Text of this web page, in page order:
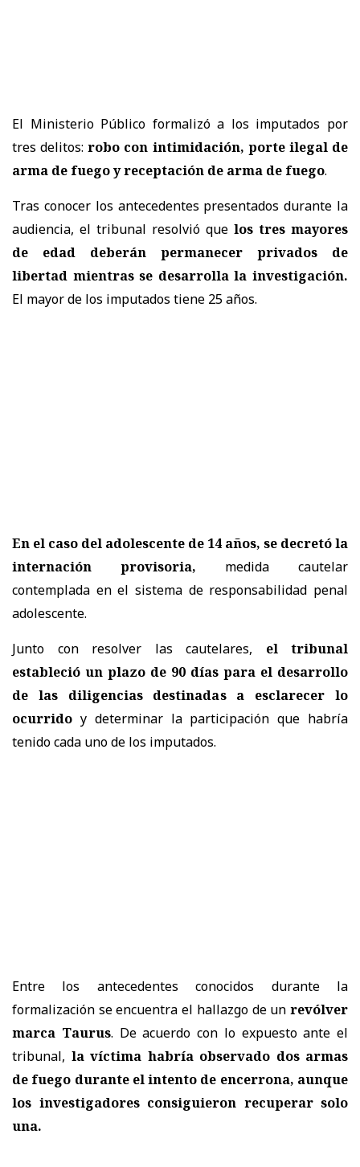
El Ministerio Público formalizó a los imputados por
tres delitos:robo con intimidación, porte ilegal de
arma de fuego y receptación de arma de fuego.
Tras conocer los antecedentes presentados durante la
audiencia, el tribunal resolvió que los tres mayores
de edad deberán permanecer privados de
libertad mientras se desarrolla la investigación.
El mayor de los imputados tiene 25 años.
En el caso del adolescente de 14 años, se decretó la
internación provisoria, medida cautelar
contemplada en el sistema de responsabilidad penal
adolescente.
Junto con resolver las cautelares, el tribunal
estableció un plazo de 90 días para el desarrollo
de las diligencias destinadas a esclarecer lo
ocurrido y determinar la participación que habría
tenido cada uno de los imputados.
Entre los antecedentes conocidos durante la
formalización se encuentra el hallazgo de un revólver
marca Taurus. De acuerdo con lo expuesto ante el
tribunal, la víctima habría observado dos armas
de fuego durante el intento de encerrona, aunque
los investigadores consiguieron recuperar solo
una.